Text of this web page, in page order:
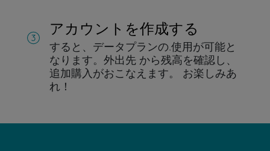
アカウントを作成する
すると、データプランの.使用が可能と
なります。 外出先 から残高を確認し、
追加購入がおこなえます。
お楽しみあ
れ！